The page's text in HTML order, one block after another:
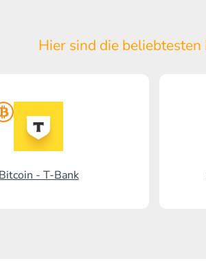
Hier sind die beliebtesten
Bitcoin - T-Bank